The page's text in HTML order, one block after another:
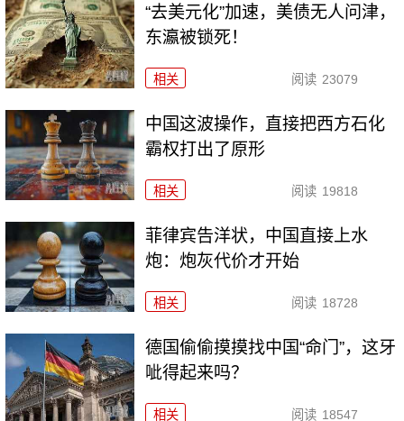
“去美元化”加速，美债无人问津，
东瀛被锁死！
相关 阅读 23079
中国这波操作，直接把西方石化
霸权打出了原形
相关 阅读 19818
菲律宾告洋状，中国直接上水
炮：炮灰代价才开始
相关 阅读 18728
德国偷偷摸摸找中国“命门”，这牙
呲得起来吗？
相关 阅读 18547